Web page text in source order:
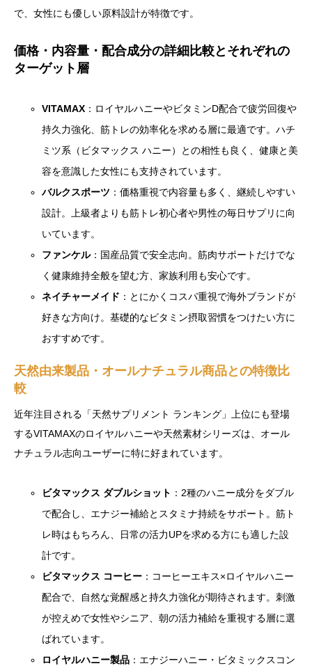
で、女性にも優しい原料設計が特徴です。
価格・内容量・配合成分の詳細比較とそれぞれの
ターゲット層
VITAMAX ：ロイヤルハニーやビタミンD配合で疲労回復や
持久力強化、筋トレの効率化を求める層に最適です。ハチ
ミツ系（ビタマックス ハニー）との相性も良く、健康と美
容を意識した女性にも支持されています。
バルクスポーツ ：価格重視で内容量も多く、継続しやすい
設計。上級者よりも筋トレ初心者や男性の毎日サプリに向
いています。
ファンケル：国産品質で安全志向。筋肉サポートだけでな
く健康維持全般を望む方、家族利用も安心です。
ネイチャーメイド ：とにかくコスパ重視で海外ブランドが
好きな方向け。基礎的なビタミン摂取習慣をつけたい方に
おすすめです。
天然由来製品・オールナチュラル商品との特徴比
較
近年注目される「天然サプリメント ランキング」上位にも登場
するVITAMAXのロイヤルハニーや天然素材シリーズは、オール
ナチュラル志向ユーザーに特に好まれています。
ビタマックス ダブルショット ：2種のハニー成分をダブル
で配合し、エナジー補給とスタミナ持続をサポート。筋ト
レ時はもちろん、日常の活力UPを求める方にも適した設
計です。
ビタマックス コーヒー ：コーヒーエキス×ロイヤルハニー
配合で、自然な覚醒感と持久力強化が期待されます。刺激
が控えめで女性やシニア、朝の活力補給を重視する層に選
ばれています。
ロイヤルハニー製品 ：エナジーハニー・ビタミックスコン